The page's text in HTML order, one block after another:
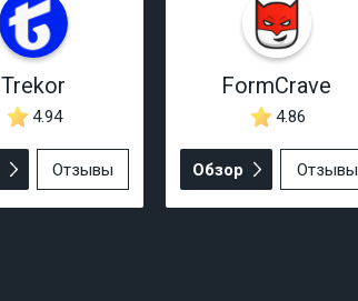
Trekor
4.94
Отзывы
FormCrave
4.86
Обзор Отзывы